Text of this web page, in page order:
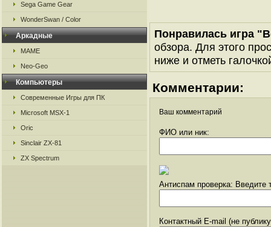
Sega Game Gear
WonderSwan / Color
Аркадные
MAME
Neo-Geo
Компьютеры
Современные Игры для ПК
Microsoft MSX-1
Oric
Sinclair ZX-81
ZX Spectrum
Понравилась игра
обзора. Для этого
ниже и отметь
Комментарии:
Ваш комментарий
ФИО или ник:
Антиспам проверка: Введите
Контактный E-mail (не